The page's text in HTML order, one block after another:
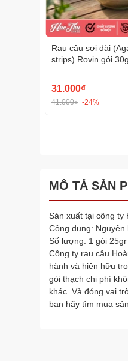
Rau câu sợi dài
strips) Rovin gói 30g
31.000₫
41.000₫ -24%
MÔ TẢ SẢN
Sản xuất tại công ty
Công dụng:
Số lượng: 1 gói
Công ty rau câu
hành và hiện hữu
gói thạch chi phí
khác. Và đóng vai
bạn hãy tìm mua